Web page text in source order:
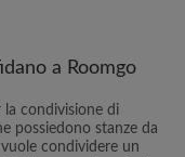
a Roomgo
la condivisione di
possiedono stanze da
condividere un